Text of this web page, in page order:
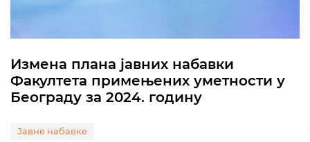
Измена плана јавних набавки
Факултета примењених уметности у
Београду за 2024. годину
Јавне набавке